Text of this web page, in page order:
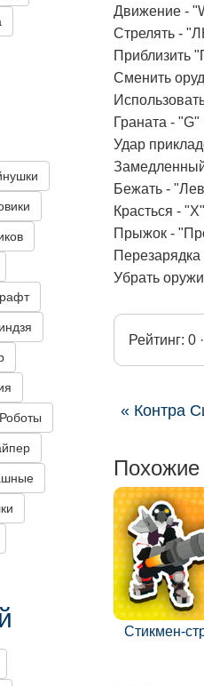
Движение -
Стрелять -
Приблизить
Сменить
Граната - "G"
Удар
Бежать -
Красться - "X"
Прыжок -
Перезарядка
Убрать
Рейтинг: 0
« Контра
Стикмен-
Роботы